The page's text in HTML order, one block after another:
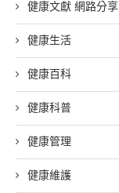
健康文獻 網路分享
健康生活
健康百科
健康科普
健康管理
健康維護